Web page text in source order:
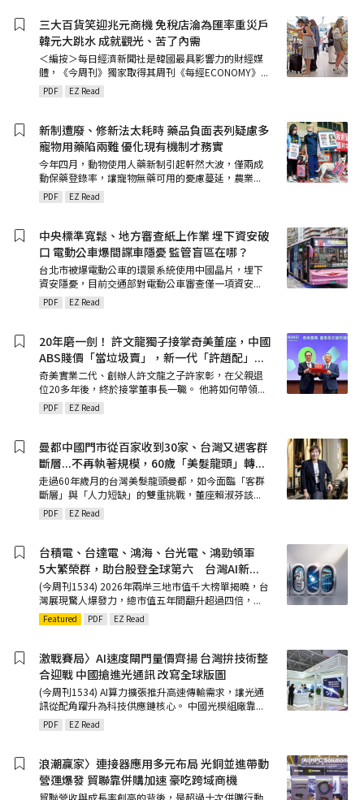
三大百貨笑迎兆元商機 免稅店淪為匯率重災戶
韓元大跳水 成就觀光、苦了內需
＜編按＞每日經濟新聞社是韓國最具影響力的財經媒
體，《今周刊》獨家取得其周刊《每經ECONOMY》 ...
PDF EZ Read
新制遭廢、修新法太耗時 藥品負面表列疑慮多
寵物用藥陷兩難 優化現有機制才務實
今年四月，動物使用人藥新制引起軒然大波，僅兩成
動保藥登錄率，讓寵物無藥可用的憂慮蔓延，農業...
PDF EZ Read
中央標準寬鬆、地方審查紙上作業 埋下資安破
口 電動公車爆間諜車隱憂 監管盲區在哪？
台北市被爆電動公車的環景系統使用中國晶片，埋下
資安隱憂，目前交通部對電動公車審查僅一項資安...
PDF EZ Read
20年磨一劍！ 許文龍獨子接掌奇美董座，中國
ABS賤價「當垃圾賣」，新一代「許趙配」 ...
奇美實業二代、創辦人許文龍之子許家彰，在父親退
位20多年後，終於接掌董事長一職。 他將如何帶領...
PDF EZ Read
曼都中國門市從百家收到30家、台灣又遇客群
斷層...不再執著規模，60歲「美髮龍頭」轉...
走過60年歲月的台灣美髮龍頭曼都，如今面臨「客群
斷層」與「人力短缺」的雙重挑戰，董座賴淑芬該...
PDF EZ Read
台積電、台達電、鴻海、台光電、鴻勁領軍
5大繁榮群，助台股登全球第六 台灣AI新...
(今周刊1534) 2026年兩岸三地市值千大榜單揭曉，台
灣展現驚人爆發力，總市值五年間翻升超過四倍， ...
Featured PDF EZ Read
激戰賽局〉AI速度閘門量價齊揚 台灣拚技術整
合迎戰 中國搶進光通訊 改寫全球版圖
(今周刊1534) AI算力擴張推升高速傳輸需求，讓光通
訊從配角躍升為科技供應鏈核心。 中國光模組廠靠...
PDF EZ Read
浪潮贏家〉連接器應用多元布局 光銅並進帶動
營運爆發 貿聯靠併購加速 豪吃跨域商機
貿聯營收與成長率創高的背後，是超過十次併購行動